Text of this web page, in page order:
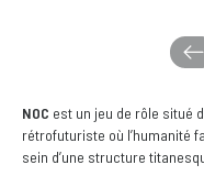
NOC est un jeu de rôle situé
rétrofuturiste où l’humanité
sein d’une structure